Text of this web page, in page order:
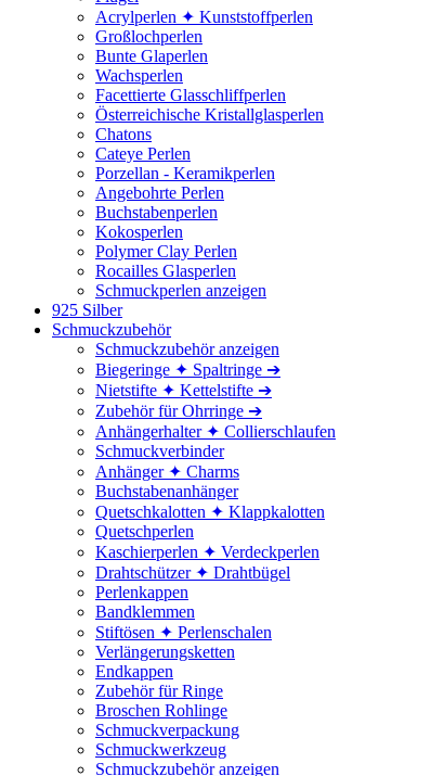
Acrylperlen ✦ Kunststoffperlen
Großlochperlen
Bunte Glaperlen
Wachsperlen
Facettierte Glasschliffperlen
Österreichische Kristallglasperlen
Chatons
Cateye Perlen
Porzellan - Keramikperlen
Angebohrte Perlen
Buchstabenperlen
Kokosperlen
Polymer Clay Perlen
Rocailles Glasperlen
Schmuckperlen anzeigen
925 Silber
Schmuckzubehör
Schmuckzubehör anzeigen
Biegeringe ✦ Spaltringe ➔
Nietstifte ✦ Kettelstifte ➔
Zubehör für Ohrringe ➔
Anhängerhalter ✦ Collierschlaufen
Schmuckverbinder
Anhänger ✦ Charms
Buchstabenanhänger
Quetschkalotten ✦ Klappkalotten
Quetschperlen
Kaschierperlen ✦ Verdeckperlen
Drahtschützer ✦ Drahtbügel
Perlenkappen
Bandklemmen
Stiftösen ✦ Perlenschalen
Verlängerungsketten
Endkappen
Zubehör für Ringe
Broschen Rohlinge
Schmuckverpackung
Schmuckwerkzeug
Schmuckzubehör anzeigen